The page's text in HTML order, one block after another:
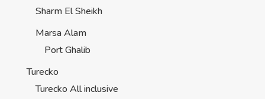
Sharm El Sheikh
Marsa Alam
Port Ghalib
Turecko
Turecko All inclusive